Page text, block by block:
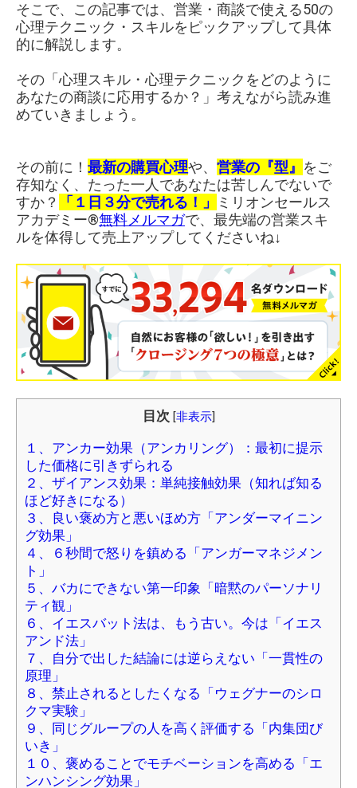
そこで、この記事では、営業・商談で使える50の
心理テクニック・スキルをピックアップして具体
的に解説します。
その「心理スキル・心理テクニックをどのように
あなたの商談に応用するか？」考えながら読み進
めていきましょう。
その前に！ 最新の購買心理や、 営業の『型』 をご
存知なく、たった一人であなたは苦しんでないで
すか？
「１日３分で売れる！」
ミリオンセールス
アカデミー®︎無料メルマガで、最先端の営業スキ
ルを体得して売上アップしてくださいね↓
目次 [非表示]
１、アンカー効果（アンカリング）：最初に提示
した価格に引きずられる
２、ザイアンス効果：単純接触効果（知れば知る
ほど好きになる）
３、良い褒め方と悪いほめ方「アンダーマイニン
グ効果」
４、６秒間で怒りを鎮める「アンガーマネジメン
ト」
５、バカにできない第一印象「暗黙のパーソナリ
ティ観」
６、イエスバット法は、もう古い。今は「イエス
アンド法」
７、自分で出した結論には逆らえない「一貫性の
原理」
８、禁止されるとしたくなる「ウェグナーのシロ
クマ実験」
９、同じグループの人を高く評価する「内集団び
いき」
１０、褒めることでモチベーションを高める「エ
ンハンシング効果」